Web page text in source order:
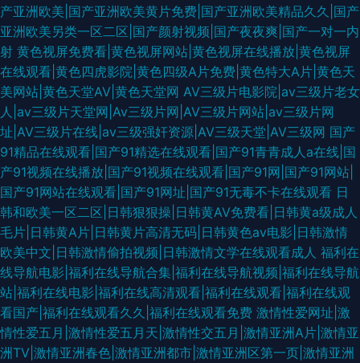
产亚洲欧美|国产亚洲欧美黄片免费|国产亚洲欧美精品久久|国产
亚洲欧美另类一区二区|国产颜射视频|国产夜夜爽|国产一对一内
射 黄色视屏免费看|黄色视屏网站|黄色视屏在线播放|黄色视屏
在线观看|黄色四虎影院|黄色四级A片免费|黄色特大A片|黄色天
美网站|黄色天堂AV|黄色天堂网 AV三级片电影院|av三级片老女
人|av三级片天堂网|Av三级片网|AV三级片网站|av三级片网
址|AV三级片在线|av三级强奸资源|AV三级天堂|AV三级网 国产
91精品在线观看|国产91精选在线观看|国产91青青成人a在线|国
产91视频在线播放|国产91视频在线观看|国产91网|国产91网站|
国产91网站在线观看|国产91网址|国产91无毒不卡在线观看 日
韩和欧美一区二区|日韩狠狠操|日韩黄AV免费看|日韩黄a级成人
毛片|日韩黄A片|日韩黄片高清无码|日韩黄色av电影|日韩激情
欧美中文|日韩激情偷拍视频|日韩激情文学在线观看成人 福利在
线导航电影|福利在线导航合集|福利在线导航视频|福利在线导航
站|福利在线电影|福利在线高清观看|福利在线观看|福利在线观
看国产|福利在线观看久久|福利在线观看免费 激情性爱网址|激
情性爱五月|激情性爱五月天|激情性交五月|激情亚洲A片|激情亚
洲TV|激情亚洲春色|激情亚洲都市|激情亚洲区第一页|激情亚洲